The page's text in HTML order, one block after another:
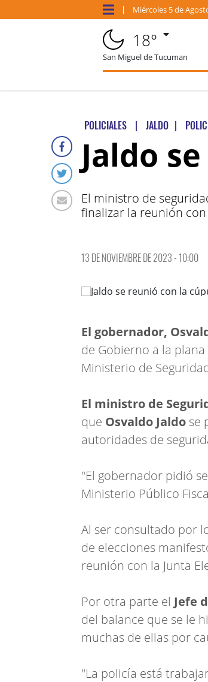
Miércoles 5 de
18°
San Miguel de Tucuman
POLICIALES | JALDO |
Jaldo
El ministro de
finalizar la reunión con
13 DE NOVIEMBRE DE 2023 - 10:00
El gobernador,
de Gobierno a la
Ministerio de
El ministro de
que Osvaldo Jaldo se
autoridades de
"El gobernador pidió
Ministerio Público
Al ser consultado por
de elecciones
reunión con la Junta
Por otra parte el Jefe
del balance que se le
muchas de ellas por
"La policía está